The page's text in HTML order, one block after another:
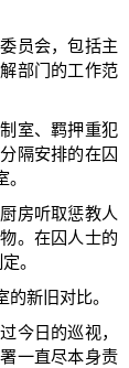
员会，包括主
部门的工作范
室、羁押重犯
隔安排的在囚
房听取惩教人
。在囚人士的
。
新旧对比。
日的巡视，
一直尽本身责